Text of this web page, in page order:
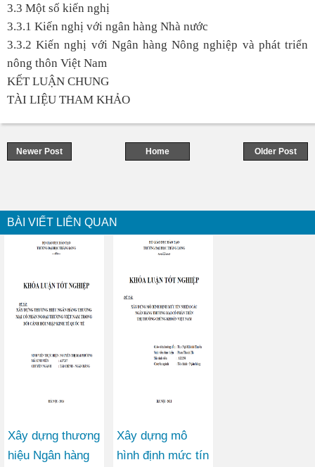
3.3 Một số kiến nghị
3.3.1 Kiến nghị với ngân hàng Nhà nước
3.3.2 Kiến nghị với Ngân hàng Nông nghiệp và phát triển
nông thôn Việt Nam
KẾT LUẬN CHUNG
TÀI LIỆU THAM KHẢO
Newer Post Older Post
Home
BÀI VIẾT LIÊN QUAN
Xây dựng thương
hiệu Ngân hàng
Xây dựng mô
hình định mức tín